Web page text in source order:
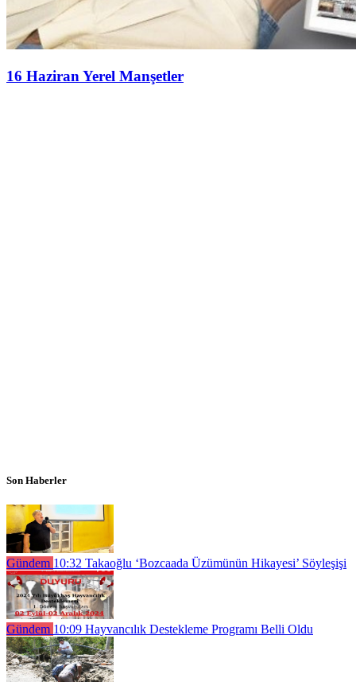
16 Haziran Yerel Manşetler
Son Haberler
Gündem 10:32 Takaoğlu ‘Bozcaada Üzümünün Hikayesi’ Söyleşişi
Gündem 10:09 Hayvancılık Destekleme Programı Belli Oldu